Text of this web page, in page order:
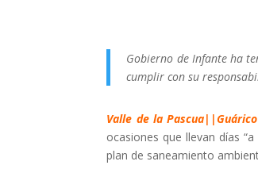
Gobierno de Infante ha
cumplir con su
Valle de la
ocasiones que llevan días
plan de saneamiento